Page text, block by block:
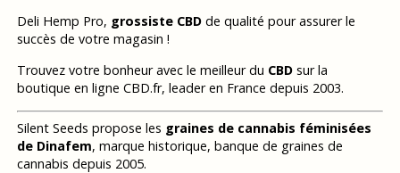
Deli Hemp Pro, grossiste CBDde qualité pour assurer le
succès de votre magasin !
Trouvez votre bonheur avec le meilleur du CBDsur la
boutique en ligne CBD.fr, leader en France depuis 2003.
Silent Seeds propose les graines de cannabis féminisées
de Dinafem, marque historique, banque de graines de
cannabis depuis 2005.